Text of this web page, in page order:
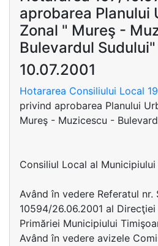
aprobarea Planului
Zonal " Mureş -
Bulevardul
10.07.2001
Hotararea Consiliului Local
privind aprobarea Planului
Mureş - Muzicescu -
Consiliul Local al
Având în vedere Referatul nr.
10594/26.06.2001 al
Primăriei Municipiului
Având în vedere avizele